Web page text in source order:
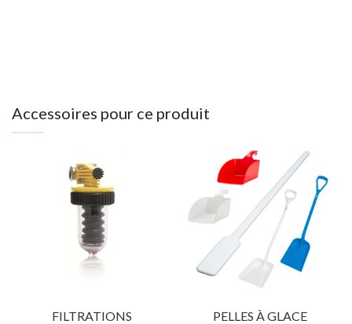
Accessoires pour ce produit
FILTRATIONS
PELLES À GLACE